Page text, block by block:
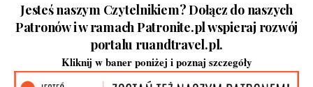
Jesteś naszym Czytelnikiem? Dołącz do naszych
Patronów i w ramach Patronite.pl wspieraj rozwój
portalu ruandtravel.pl.
Kliknij w baner poniżej i poznaj szczegóły